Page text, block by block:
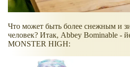
Что может быть более снежным и
человек? Итак, Abbey Bominable -
MONSTER HIGH: